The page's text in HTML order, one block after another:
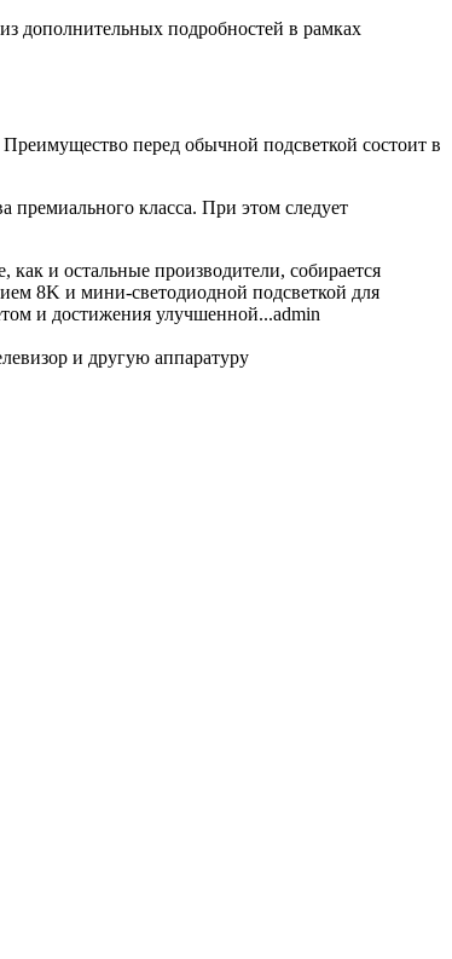
дополнительных подробностей в рамках
перед обычной подсветкой состоит в
премиального класса. При этом следует
как и остальные производители, собирается
8K и мини-светодиодной подсветкой для
и достижения улучшенной...admin